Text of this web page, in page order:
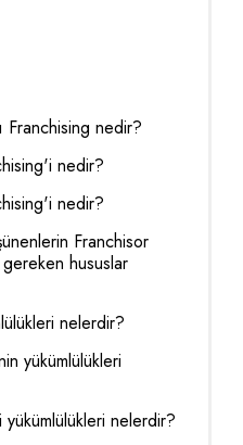
Franchising nedir?
nedir?
nedir?
Franchisor
hususlar
nelerdir?
yükümlülükleri
nelerdir?